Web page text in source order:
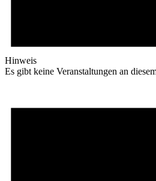
Hinweis
Es gibt keine Veranstaltungen an